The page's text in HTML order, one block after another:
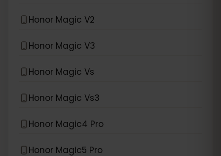
Honor Magic V2
Honor Magic V3
Honor Magic Vs
Honor Magic Vs3
Honor Magic4 Pro
Honor Magic5 Pro